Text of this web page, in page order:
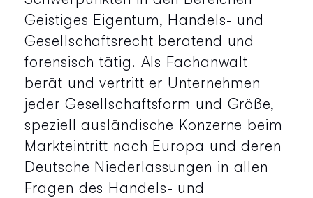
Geistiges Eigentum, Handels- und
Gesellschaftsrecht beratend und
forensisch tätig. Als Fachanwalt
berät und vertritt er Unternehmen
jeder Gesellschaftsform und Größe,
speziell ausländische Konzerne beim
Markteintritt nach Europa und deren
Deutsche Niederlassungen in allen
Fragen des Handels- und